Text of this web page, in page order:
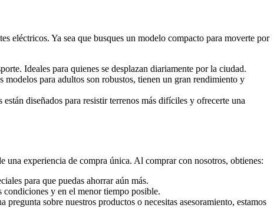
eléctricos. Ya sea que busques un modelo compacto para moverte por
Ideales para quienes se desplazan diariamente por la ciudad.
para adultos son robustos, tienen un gran rendimiento y
diseñados para resistir terrenos más difíciles y ofrecerte una
una experiencia de compra única. Al comprar con nosotros, obtienes:
para que puedas ahorrar aún más.
condiciones y en el menor tiempo posible.
sobre nuestros productos o necesitas asesoramiento, estamos